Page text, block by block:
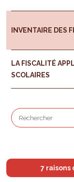
INVENTAIRE DES
LA FISCALITÉ
SCOLAIRES
7